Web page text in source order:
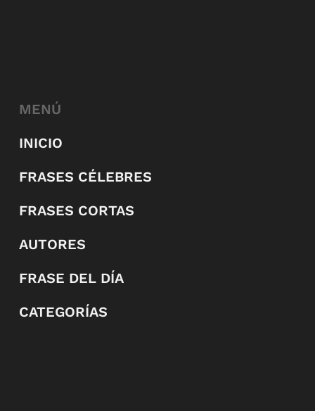
MENÚ
INICIO
FRASES CÉLEBRES
FRASES CORTAS
AUTORES
FRASE DEL DÍA
CATEGORÍAS